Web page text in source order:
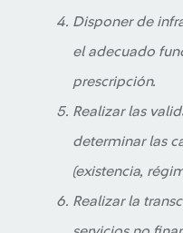
Disponer de
el adecuado
prescripción.
Realizar las
determinar las
(existencia,
Realizar la